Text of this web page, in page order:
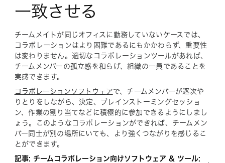
一致させる
チームメイトが同じオフィスに勤務していないケースでは、
コラボレーションはより困難であるにもかかわらず、重要性
は変わりません。適切なコラボレーションツールがあれば、
チームメンバーの孤立感を和らげ、組織の一員であることを
実感できます。
コラボレーションソフトウェアで、チームメンバーが逐次や
りとりをしながら、決定、ブレインストーミングセッショ
ン、作業の割り当てなどに積極的に参加できるようにしまし
ょう。このようなコラボレーションができれば、チームメン
バー同士が別の場所にいても、より強くつながりを感じるこ
とができます。
記事: チームコラボレーション向けソフトウェア & ツール: